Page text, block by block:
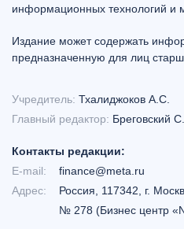
информационных технологий и
Издание может содержать
предназначенную для лиц
Учредитель: Тхалиджоков А.С.
Главный редактор: Бреговский
Контакты редакции:
E-mail:
finance@meta.ru
Адрес:
Россия, 117342, г.
№ 278 (Бизнес центр